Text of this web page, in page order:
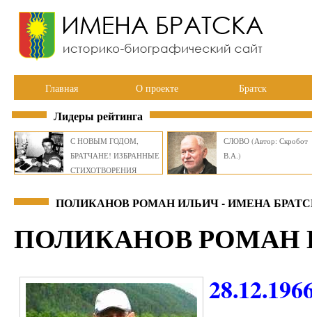
Главная О проекте Братск
Лидеры рейтинга
С НОВЫМ ГОДОМ,
БРАТЧАНЕ! ИЗБРАННЫЕ
СТИХОТВОРЕНИЯ
СЛОВО (Автор: Скробот
В.А.)
ПОЛИКАНОВ РОМАН ИЛЬИЧ - ИМЕНА
ПОЛИКАНОВ РОМАН